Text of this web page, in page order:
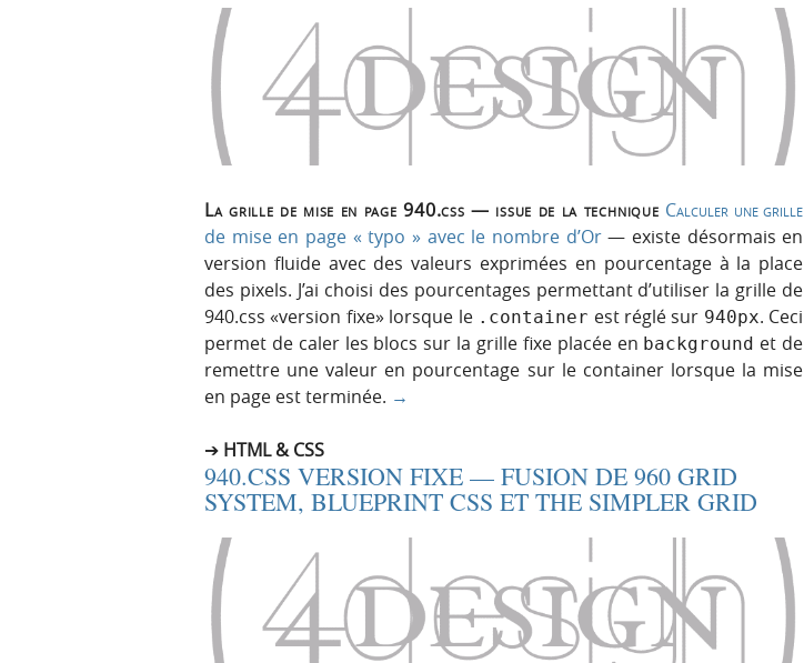
La grille de mise en page 940.css — issue de la technique Calculer une grille
de mise en page « typo » avec le nombre d’Or— existe désormais en
version fluide avec des valeurs exprimées en pourcentage à la place
des pixels. J’ai choisi des pourcentages permettant d’utiliser la grille de
940.css «version fixe» lorsque le .container est réglé sur 940px. Ceci
permet de caler les blocs sur la grille fixe placée en background et de
remettre une valeur en pourcentage sur le container lorsque la mise
en page est terminée. →
HTML & CSS
940.CSS VERSION FIXE — FUSION DE 960 GRID
SYSTEM, BLUEPRINT CSS ET THE SIMPLER GRID